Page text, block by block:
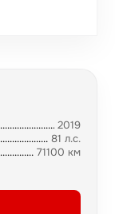
2019
81 л.с.
71100 км